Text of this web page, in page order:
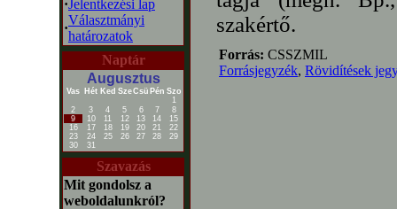
·Jelentkezési lap
·
Választmányi
határozatok
Naptár
Augusztus
Vas Hét Ked SzeCsü Pén Szo
1
2
3 4 5 6 7
8
9
10 11 12 13 14
15
16
17 18 19 20 21
22
23
24 25 26 27 28
29
30
31
Szavazás
Mit gondolsz a
weboldalunkról?
szakértő.
Forrás: CSSZMIL
Forrásjegyzék, Rövidítések